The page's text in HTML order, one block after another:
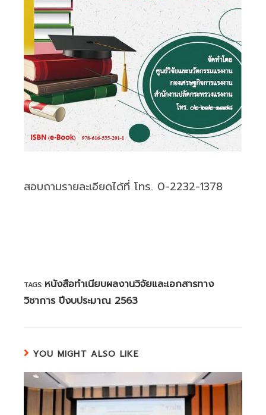
สอบถามรายละเอียดได้ที่ โทร. 0-2232-1378
TAGS: หนังสือทำเนียบผลงานวิจัยและเอกสารทาง
วิชาการ ปีงบประมาณ 2563
YOU MIGHT ALSO LIKE